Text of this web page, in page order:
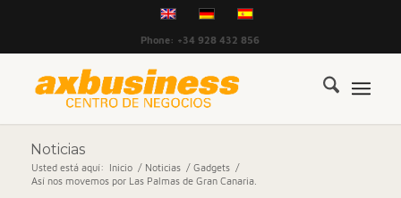
Phone: +34 928 432 856
Noticias
Usted está aquí: Inicio / Noticias / Gadgets /
Así nos movemos por Las Palmas de Gran Canaria.